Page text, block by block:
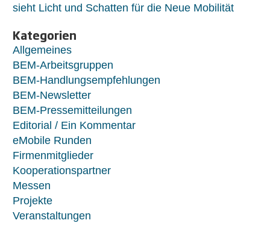
sieht Licht und Schatten für die Neue Mobilität
Kategorien
Allgemeines
BEM-Arbeitsgruppen
BEM-Handlungsempfehlungen
BEM-Newsletter
BEM-Pressemitteilungen
Editorial / Ein Kommentar
eMobile Runden
Firmenmitglieder
Kooperationspartner
Messen
Projekte
Veranstaltungen